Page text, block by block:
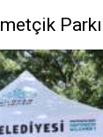
Parkı